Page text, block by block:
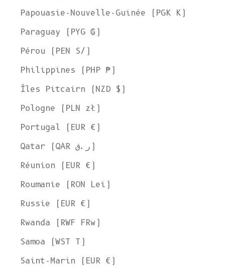
Papouasie-Nouvelle-Guinée (PGK K)
Paraguay (PYG ₲)
Pérou (PEN S/)
Philippines (PHP ₱)
Îles Pitcairn (NZD $)
Pologne (PLN zł)
Portugal (EUR €)
Qatar (QAR ر.ق)
Réunion (EUR €)
Roumanie (RON Lei)
Russie (EUR €)
Rwanda (RWF FRw)
Samoa (WST T)
Saint-Marin (EUR €)